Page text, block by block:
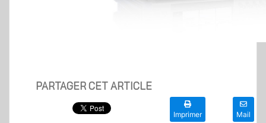
PARTAGER CET ARTICLE
Imprimer Mail